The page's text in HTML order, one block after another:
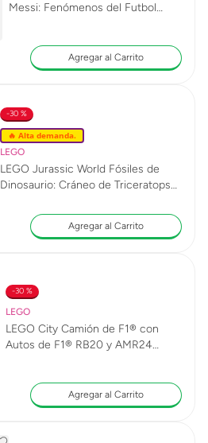
Messi: Fenómenos del Futbol
Agregar al Carrito
30 %
🔥 Alta demanda.
LEGO
LEGO Jurassic World Fósiles de
Dinosaurio: Cráneo de Triceratops
Agregar al Carrito
30 %
LEGO
LEGO City Camión de F1® con
Autos de F1® RB20 y AMR24
Agregar al Carrito